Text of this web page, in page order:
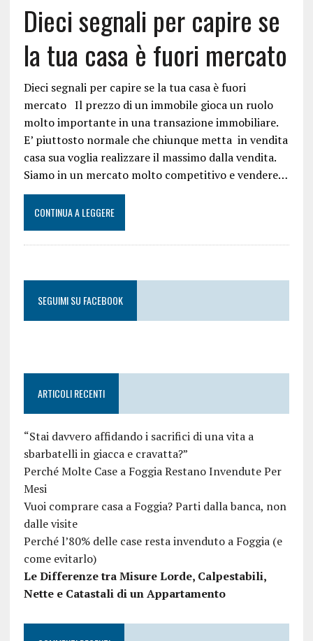
Dieci segnali per capire se
la tua casa è fuori mercato
Dieci segnali per capire se la tua casa è fuori
mercato Il prezzo di un immobile gioca un ruolo
molto importante in una transazione immobiliare.
E’ piuttosto normale che chiunque metta in vendita
casa sua voglia realizzare il massimo dalla vendita.
Siamo in un mercato molto competitivo e vendere…
CONTINUA A LEGGERE
SEGUIMI SU FACEBOOK
ARTICOLI RECENTI
“Stai davvero affidando i sacrifici di una vita a
sbarbatelli in giacca e cravatta?”
Perché Molte Case a Foggia Restano Invendute Per
Mesi
Vuoi comprare casa a Foggia? Parti dalla banca, non
dalle visite
Perché l’80% delle case resta invenduto a Foggia (e
come evitarlo)
Le Differenze tra Misure Lorde, Calpestabili,
Nette e Catastali di un Appartamento